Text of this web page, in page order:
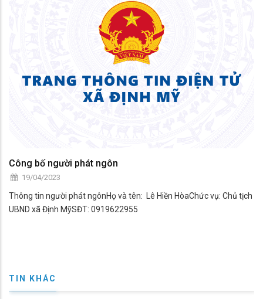
Công bố người phát ngôn
19/04/2023
Thông tin người phát ngônHọ và tên: Lê Hiền HòaChức vụ: Chủ tịch
UBND xã Định MỹSĐT: 0919622955
TIN KHÁC